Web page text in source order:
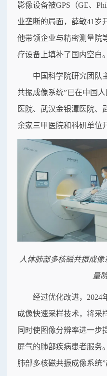
影像设备被GPS（GE、
业垄断的局面，薛敏41岁
他带领企业与精密测量院
疗设备上填补了国内空白。
中国科学院研究团队
共振成像系统”已在中国
医院、武汉金银潭医院、
余家三甲医院和科研单位
人体肺部多核磁共振成
量
经过优化改进，2024
成像快速采样技术，将采
同时使图像分辨率进一步
屏气的肺部疾病患者服务
肺部多核磁共振成像系统”